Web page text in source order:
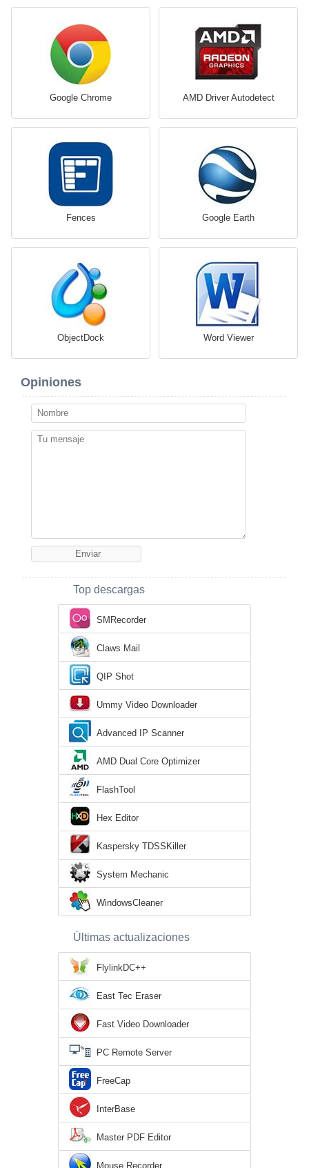
Google Chrome AMD Driver Autodetect
Fences Google Earth
ObjectDock Word Viewer
Opiniones
Top descargas
SMRecorder
Claws Mail
QIP Shot
Ummy Video Downloader
Advanced IP Scanner
AMD Dual Core Optimizer
FlashTool
Hex Editor
Kaspersky TDSSKiller
System Mechanic
WindowsCleaner
Últimas actualizaciones
FlylinkDC++
East Tec Eraser
Fast Video Downloader
PC Remote Server
FreeCap
InterBase
Master PDF Editor
Mouse Recorder